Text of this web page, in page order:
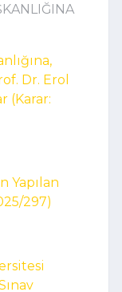
Dr. Erol
(Karar:
Yapılan
297)